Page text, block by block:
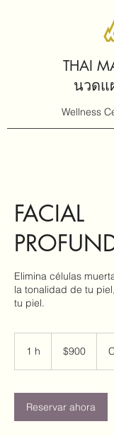
THAI
นวดแ
Wellness
FACIAL
Elimina células
la tonalidad de tu
tu piel.
1 h
mexicanos
$900
Reservar ahora